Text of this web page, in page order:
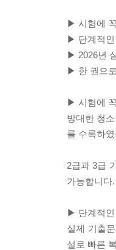
▶ 시험에
▶ 단계적인
▶ 2026년
▶ 한 권으
▶ 시험에
방대한 청
를 수록하
2급과 3급
가능합니다.
▶ 단계적인
실제 기출
설로 빠른